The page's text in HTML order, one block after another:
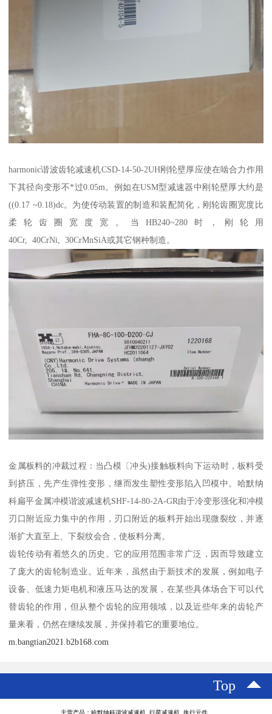
harmonic谐波齿轮减速机CSD-14-50-2UH刚轮壁厚应使在啮合力作用
下其径向变形不*过0.05m。例如在USM型减速器中刚轮壁厚大约是
((0.17 ~0.18)dc。为使传动装置的制造和装配简化，刚轮齿圈宽度比
柔轮齿圈宽度宽。当HB240~280时，刚轮用
40Cr, 40CrNi, 30CrMnSiA或其它钢种制造。
金属板料的冲裁过程：当凸模〔冲头)接触板料向下运动时，板料受
到挤压，先产生弹性变形，继而发生塑性变形陷入凹模中。哈默纳
科扁平金属冲模谐波减速机SHF-14-80-2A-GR由于冷变形强化和冲模
刃口附近应力集中的作用，刃口附近的板料开始出现微裂纹，并逐
渐扩大直至上、下裂纹会合，使板料分离。
齿轮传动有着悠久的历史。它的应用范围非常广泛，因而导致建立
了庞大的齿轮制造业。近年来，虽然由于新技术的发展，例如电子
设备、低速力矩电机和液压马达的发展，在某些具体场合下可以代
替齿轮的作用，但从整个齿轮的应用领域，以及近些年来的齿轮产
量来看，仍然在继续发展，并保持着它的重要地位。
m.bangtian2021.b2b168.com
Top